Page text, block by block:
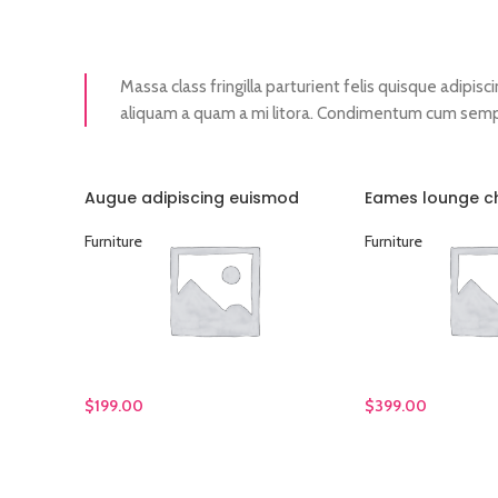
Massa class fringilla parturient felis quisque
aliquam a quam a mi litora. Condimentum cum
Augue adipiscing euismod
Furniture
$199.00
Eames lounge
Furniture
$399.00